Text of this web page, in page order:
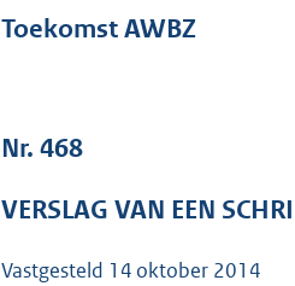
Toekomst AWBZ
Nr. 468
VERSLAG VAN EEN
Vastgesteld 14 oktober 2014